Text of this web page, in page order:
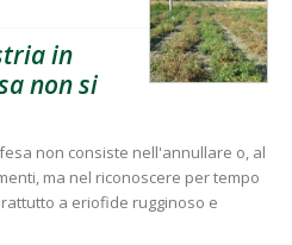
in
non si
non consiste nell'annullare o, al
ma nel riconoscere per tempo
a eriofide rugginoso e